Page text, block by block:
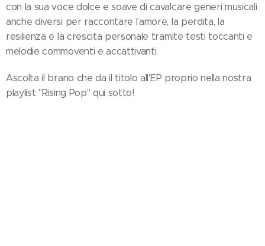
con la sua voce dolce e soave di cavalcare generi musicali
anche diversi per raccontare l'amore, la perdita, la
resilienza e la crescita personale tramite testi toccanti e
melodie commoventi e accattivanti.
Ascolta il brano che da il titolo all'EP proprio nella nostra
playlist "Rising Pop" qui sotto!